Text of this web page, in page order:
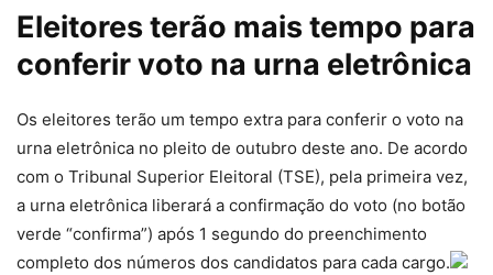
Eleitores terão mais tempo para
conferir voto na urna eletrônica
Os eleitores terão um tempo extra para conferir o voto na
urna eletrônica no pleito de outubro deste ano. De acordo
com o Tribunal Superior Eleitoral (TSE), pela primeira vez,
a urna eletrônica liberará a confirmação do voto (no botão
verde “confirma”) após 1 segundo do preenchimento
completo dos números dos candidatos para cada cargo.